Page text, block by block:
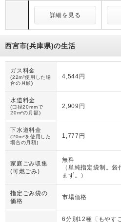
詳細を見る
西宮市(兵庫県)の生活
ガス料金
(22m³使用した場
合の月額)
4,544円
水道料金
(口径20mmで
20m³の月額)
2,909円
下水道料金
(20m³を使用した
場合の月額)
1,777円
家庭ごみ収集
(可燃ごみ)
無料
（ 単純指定袋制。袋
まず。
）
指定ごみ袋の
価格
市場価格
6分別12種〔もや